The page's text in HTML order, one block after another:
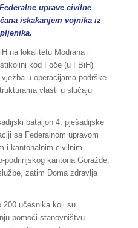
uprave civilne
iskakanjem vojnika iz
na lokalitetu Modrana i
kod Foče (u FBiH)
u operacijama podrške
vlasti u slučaju
bataljon 4. pješadijske
sa Federalnom upravom
i kantonalnim civilnim
podrinjskog kantona Goražde,
zatim Doma zdravlja
200 učesnika koji su
pomoći stanovništvu